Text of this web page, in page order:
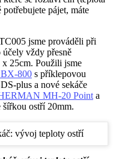
pájet, máte
jsme prováděli při
vždy přesně
25cm. Použili jsme
800 s příklepovou
plus a nové sekáče
MH-20 Point a
šířkou ostří 20mm.